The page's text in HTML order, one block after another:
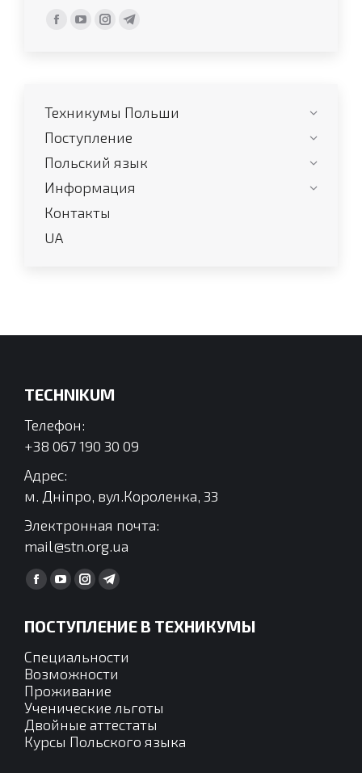
Find us on:
Facebook
new
window
YouTube
new
window
Instagram
new
window
Telegram
new
window
Техникумы Польши
Поступление
Польский язык
Информация
Контакты
UA
TECHNIKUM
Телефон:
+38 067 190 30 09
Адрес:
м. Дніпро, вул.Короленка, 33
Электронная почта:
mail@stn.org.ua
Find us on:
Facebook
opens
in
new
window
YouTube
opens
in
new
window
Instagram
opens
in
new
window
Telegram
opens
in
new
window
ПОСТУПЛЕНИЕ В ТЕХНИКУМЫ
Специальности
Возможности
Проживание
Ученические льготы
Двойные аттестаты
Курсы Польского языка